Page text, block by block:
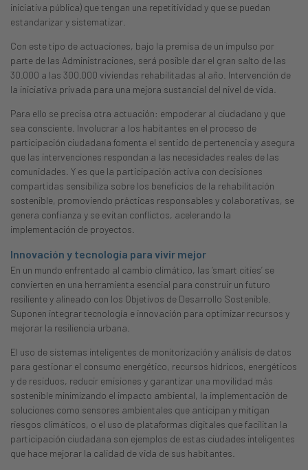
iniciativa pública) que tengan una repetitividad y que se puedan
estandarizar y sistematizar.
Con este tipo de actuaciones, bajo la premisa de un impulso por
parte de las Administraciones, será posible dar el gran salto de las
30.000 a las 300.000 viviendas rehabilitadas al año. Intervención de
la iniciativa privada para una mejora sustancial del nivel de vida.
Para ello se precisa otra actuación: empoderar al ciudadano y que
sea consciente. Involucrar a los habitantes en el proceso de
participación ciudadana fomenta el sentido de pertenencia y asegura
que las intervenciones respondan a las necesidades reales de las
comunidades. Y es que la participación activa con decisiones
compartidas sensibiliza sobre los beneficios de la rehabilitación
sostenible, promoviendo prácticas responsables y colaborativas, se
genera confianza y se evitan conflictos, acelerando la
implementación de proyectos.
Innovación y tecnología para vivir mejor
En un mundo enfrentado al cambio climático, las ‘smart cities’ se
convierten en una herramienta esencial para construir un futuro
resiliente y alineado con los Objetivos de Desarrollo Sostenible.
Suponen integrar tecnología e innovación para optimizar recursos y
mejorar la resiliencia urbana.
El uso de sistemas inteligentes de monitorización y análisis de datos
para gestionar el consumo energético, recursos hídricos, energéticos
y de residuos, reducir emisiones y garantizar una movilidad más
sostenible minimizando el impacto ambiental, la implementación de
soluciones como sensores ambientales que anticipan y mitigan
riesgos climáticos, o el uso de plataformas digitales que facilitan la
participación ciudadana son ejemplos de estas ciudades inteligentes
que hace mejorar la calidad de vida de sus habitantes.